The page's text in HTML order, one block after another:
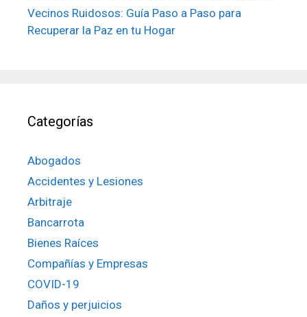
Vecinos Ruidosos: Guía Paso a Paso para
Recuperar la Paz en tu Hogar
Categorías
Abogados
Accidentes y Lesiones
Arbitraje
Bancarrota
Bienes Raíces
Compañías y Empresas
COVID-19
Daños y perjuicios